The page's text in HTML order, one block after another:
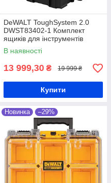
DeWALT ToughSystem 2.0
DWST83402-1 Комплект
ящиків для інструментів
В наявності
13 999,30 ₴ 19 999 ₴
Купити
Новинка –29%